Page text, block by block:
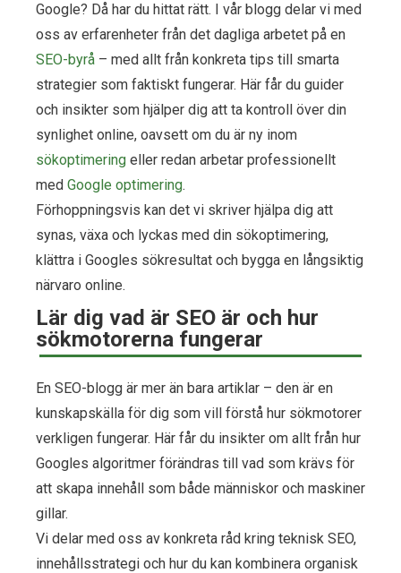
Google? Då har du hittat rätt. I vår blogg delar vi med
oss av erfarenheter från det dagliga arbetet på en
SEO-byrå – med allt från konkreta tips till smarta
strategier som faktiskt fungerar. Här får du guider
och insikter som hjälper dig att ta kontroll över din
synlighet online, oavsett om du är ny inom
sökoptimering eller redan arbetar professionellt
med Google optimering.
Förhoppningsvis kan det vi skriver hjälpa dig att
synas, växa och lyckas med din sökoptimering,
klättra i Googles sökresultat och bygga en långsiktig
närvaro online.
Lär dig vad är SEO är och hur
sökmotorerna fungerar
En SEO-blogg är mer än bara artiklar – den är en
kunskapskälla för dig som vill förstå hur sökmotorer
verkligen fungerar. Här får du insikter om allt från hur
Googles algoritmer förändras till vad som krävs för
att skapa innehåll som både människor och maskiner
gillar.
Vi delar med oss av konkreta råd kring teknisk SEO,
innehållsstrategi och hur du kan kombinera organisk